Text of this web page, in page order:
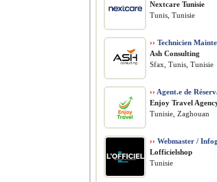
Nextcare Tunisie
Tunis, Tunisie
›› Technicien
Ash Consulting
Sfax, Tunis, Tunisie
›› Agent.e de
Enjoy Travel
Tunisie, Zaghouan
›› Webmaster /
Lofficielshop
Tunisie